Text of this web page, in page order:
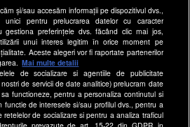
preferințele
de confidentialitate
pe Lajumate.ro
Ultimele Stiri
Happy Channel
editorială
și/sau accesăm informații pe dispozitivul dvs.,
unici pentru prelucrarea datelor cu caracter
gestiona preferințele dvs. făcând clic mai jos,
unui interes legitim în orice moment pe
Aceste alegeri vor fi raportate partenerilor
Mai multe detalii
de socializare si agentiile de publicitate
de servicii de date analitice) prelucram date
functioneze, pentru a personaliza continutul si
functie de interesele si/sau profilul dvs., pentru a
de socializare si pentru a analiza traficul